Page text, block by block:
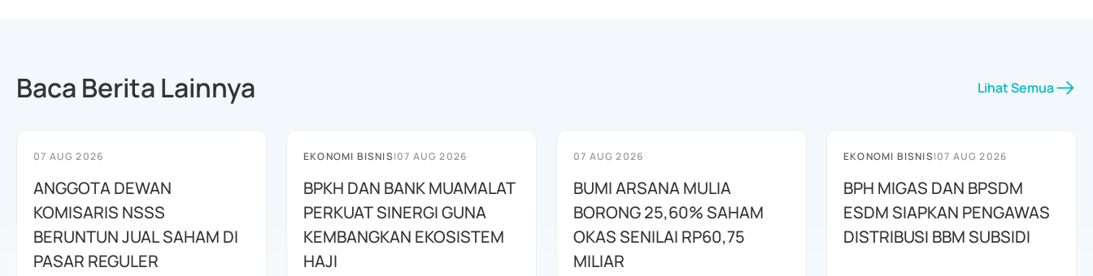
Baca Berita Lainnya Lihat Semua
07 AUG 2026
ANGGOTA DEWAN
KOMISARIS NSSS
BERUNTUN JUAL SAHAM DI
PASAR REGULER
EKONOMI BISNIS|07 AUG 2026
BPKH DAN BANK MUAMALAT
PERKUAT SINERGI GUNA
KEMBANGKAN EKOSISTEM
HAJI
07 AUG 2026
BUMI ARSANA MULIA
BORONG 25,60% SAHAM
OKAS SENILAI RP60,75
MILIAR
EKONOMI BISNIS|07 AUG 2026
BPH MIGAS DAN BPSDM
ESDM SIAPKAN PENGAWAS
DISTRIBUSI BBM SUBSIDI